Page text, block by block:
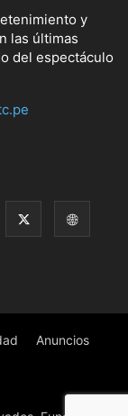
y
las últimas
del espectáculo
Anuncios